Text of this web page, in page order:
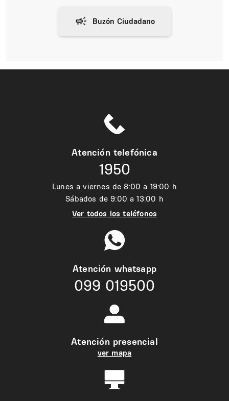
Atención telefónica
1950
Lunes a viernes de 8:00 a 19:00 h
Sábados de 9:00 a 13:00 h
Ver todos los teléfonos
Atención whatsapp
099 019500
Atención presencial
ver mapa